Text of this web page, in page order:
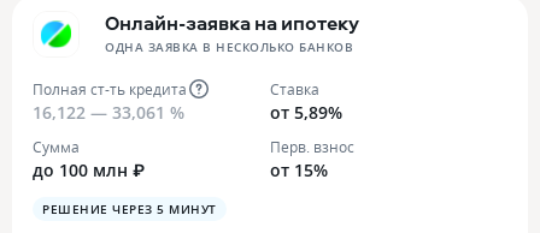
Онлайн-заявка на ипотеку
ОДНА ЗАЯВКА В НЕСКОЛЬКО БАНКОВ
Полная ст-ть кредита
16,122 — 33,061 %
Ставка
от 5,89%
Сумма
до 100 млн ₽
Перв. взнос
от 15%
РЕШЕНИЕ ЧЕРЕЗ 5 МИНУТ